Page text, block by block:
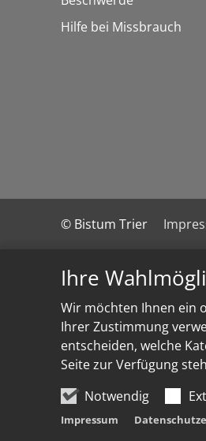
Ihre
Wir möchten Ihnen ein
Ihrer Zustimmung
entscheiden, welche
Seite zur Verfügung
Notwendig
Impressum
Hilfe bei Missbrauch
© Bistum Trier